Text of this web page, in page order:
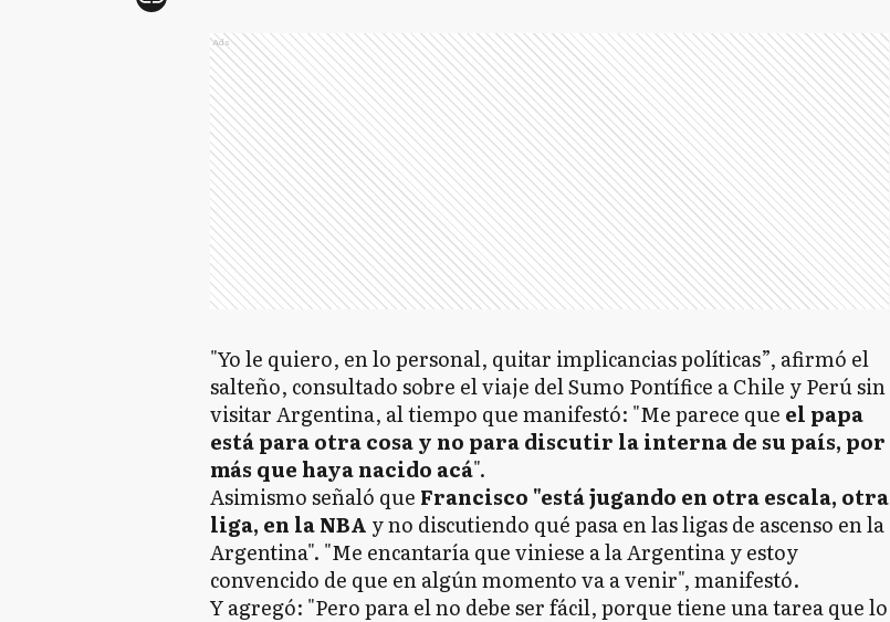
Ads
"Yo le quiero, en lo personal, quitar implicancias políticas”, afirmó el
salteño, consultado sobre el viaje del Sumo Pontífice a Chile y Perú sin
visitar Argentina, al tiempo que manifestó: "Me parece que el papa
está para otra cosa y no para discutir la interna de su país, por
más que haya nacido acá".
Asimismo señaló que Francisco "está jugando en otra escala, otra
liga, en la NBA y no discutiendo qué pasa en las ligas de ascenso en la
Argentina". "Me encantaría que viniese a la Argentina y estoy
convencido de que en algún momento va a venir", manifestó.
Y agregó: "Pero para el no debe ser fácil, porque tiene una tarea que lo